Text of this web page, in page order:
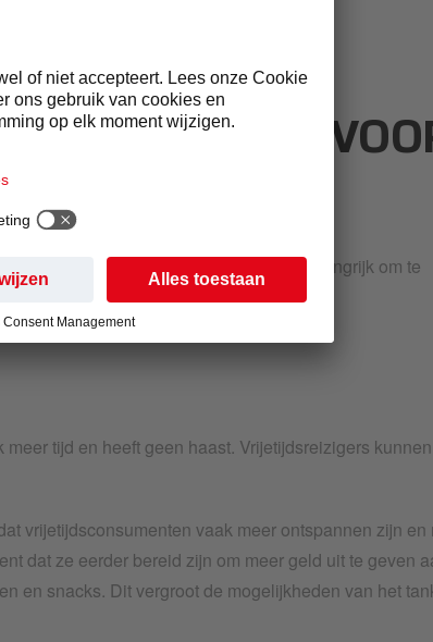
van tankstations te plannen, is het belangrijk om te
gebruiken.
tijd en heeft geen haast. Vrijetijdsreizigers
vrijetijdsconsumenten vaak meer ontspannen zijn en
dat ze eerder bereid zijn om meer geld uit te geven
en snacks. Dit vergroot de mogelijkheden van het